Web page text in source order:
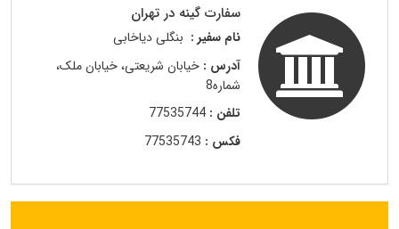
سفارت گینه در تهران
نام سفیر : بنگلی دیاخابی
آدرس : خیابان شریعتی، خیابان ملک،
شماره8
تلفن : 77535744
فکس : 77535743